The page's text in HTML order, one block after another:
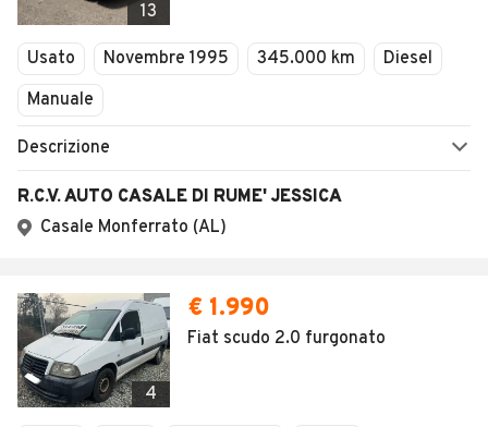
13
Usato Novembre 1995 345.000 km
Diesel
Manuale
Descrizione
R.C.V. AUTO CASALE DI RUME' JESSICA
Casale Monferrato (AL)
4
€ 1.990
Fiat scudo 2.0 furgonato